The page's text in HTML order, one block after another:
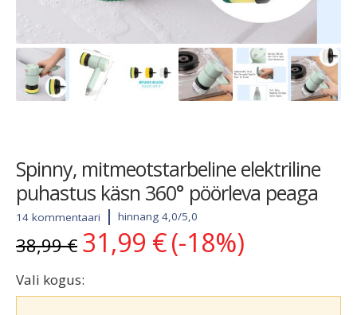
Spinny, mitmeotstarbeline elektriline
puhastus käsn 360° pöörleva peaga
14 kommentaari hinnang 4,0/5,0
38,99€ Algne
hind
oli:
38,99 €.
31,99 € Current
price
31,99 €.
(-18%)
Vali kogus: